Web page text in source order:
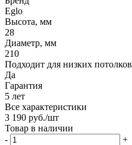
Eglo
Высота, мм
28
Диаметр, мм
210
Подходит для низких потолков
Да
Гарантия
5 лет
Все характеристики
3 190 руб./шт
Товар в наличии
-
+